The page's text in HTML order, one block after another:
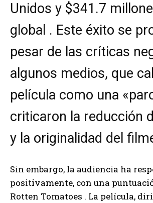
Unidos y $341.7
global . Este éxito se
pesar de las críticas
algunos medios, que
película como una
criticaron la reducción
y la originalidad del
Sin embargo, la audiencia ha
positivamente, con una
Rotten Tomatoes . La película,